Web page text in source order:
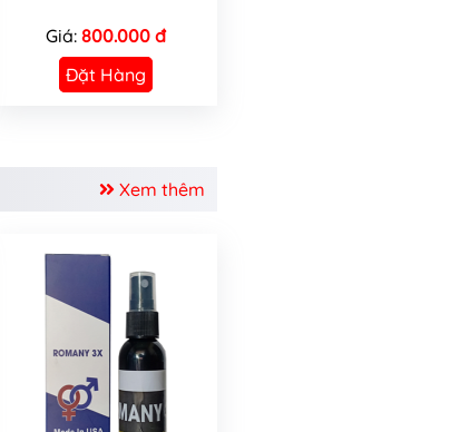
Giá:800.000 đ
Đặt Hàng
Xem thêm